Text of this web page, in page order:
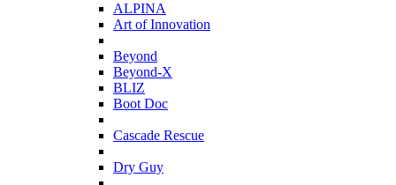
ALPINA
Art of Innovation
Beyond
Beyond-X
BLIZ
Boot Doc
Cascade Rescue
Dry Guy